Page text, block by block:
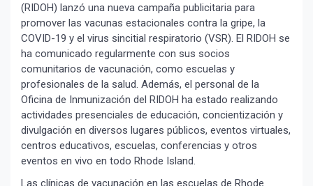
(RIDOH) lanzó una nueva campaña publicitaria para
promover las vacunas estacionales contra la gripe, la
COVID-19 y el virus sincitial respiratorio (VSR). El RIDOH se
ha comunicado regularmente con sus socios
comunitarios de vacunación, como escuelas y
profesionales de la salud. Además, el personal de la
Oficina de Inmunización del RIDOH ha estado realizando
actividades presenciales de educación, concientización y
divulgación en diversos lugares públicos, eventos virtuales,
centros educativos, escuelas, conferencias y otros
eventos en vivo en todo Rhode Island.
Las clínicas de vacunación en las escuelas de Rhode